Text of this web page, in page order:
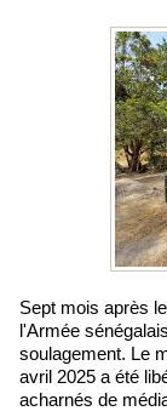
Sept mois après les tragiques incidents survenus à Djinaki,
l'Armée
soulagement. Le
avril 2025 a été
acharnés de